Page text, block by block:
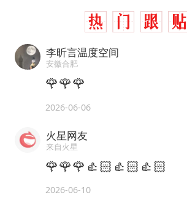
李昕言温度空间
安徽合肥
🌹🌹🌹
2026-06-06
火星网友
来自火星
🌹🌹🌹👍🏻👍🏻👍🏻
2026-06-10